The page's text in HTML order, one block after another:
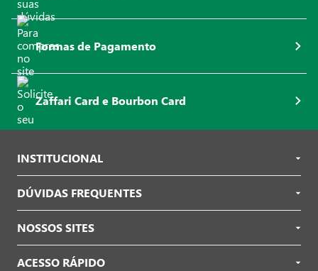
Formas de Pagamento
Zaffari Card e Bourbon Card
INSTITUCIONAL
DÚVIDAS FREQUENTES
NOSSOS SITES
ACESSO RÁPIDO